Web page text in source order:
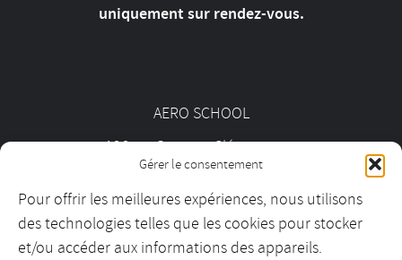
Gérer le consentement
Pour offrir les meilleures expériences, nous utilisons
des technologies telles que les cookies pour stocker
et/ou accéder aux informations des appareils.
uniquement sur rendez-vous.
AERO SCHOOL
126 av. Georges Clémenceau
01 55 69 19 30